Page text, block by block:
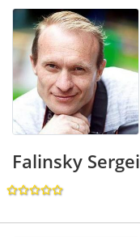
Falinsky Sergei